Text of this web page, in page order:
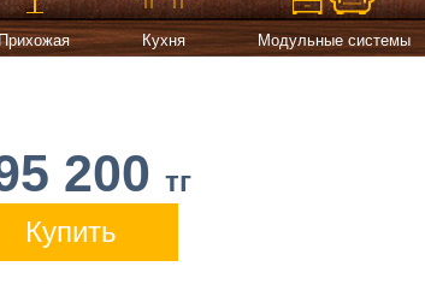
Кухня Модульные системы
200 тг
Купить